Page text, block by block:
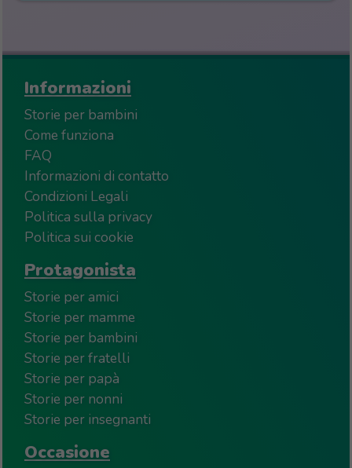
Informazioni
Storie per bambini
Come funziona
FAQ
Informazioni di contatto
Condizioni Legali
Politica sulla privacy
Politica sui cookie
Protagonista
Storie per amici
Storie per mamme
Storie per bambini
Storie per fratelli
Storie per papà
Storie per nonni
Storie per insegnanti
Occasione